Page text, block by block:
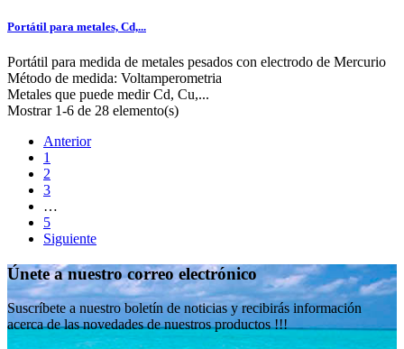
Portátil para metales, Cd,...
Portátil para medida de metales pesados con electrodo de Mercurio
Método de medida: Voltamperometria
Metales que puede medir Cd, Cu,...
Mostrar 1-6 de 28 elemento(s)
Anterior
1
2
3
…
5
Siguiente
Únete a nuestro correo electrónico
Suscríbete a nuestro boletín de noticias y recibirás información
acerca de las novedades de nuestros productos !!!